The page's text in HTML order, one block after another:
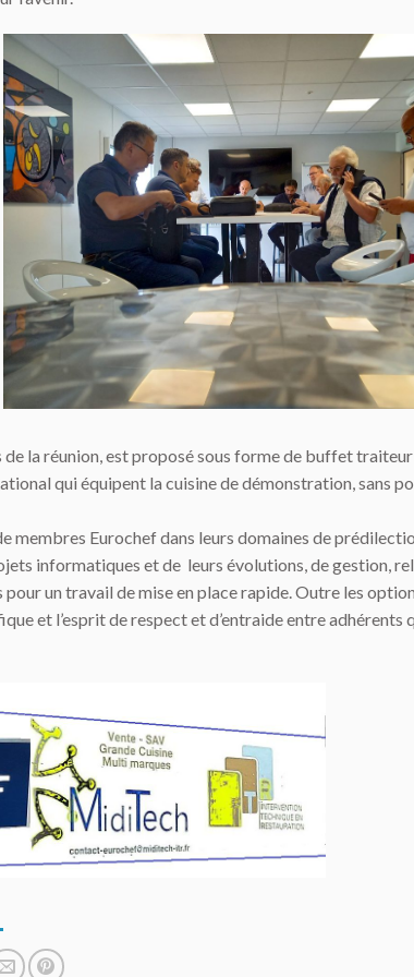
de la réunion, est proposé sous forme de buffet
qui équipent la cuisine de démonstration, sans
membres Eurochef dans leurs domaines de
informatiques et de leurs évolutions, de gestion,
un travail de mise en place rapide. Outre les
et l’esprit de respect et d’entraide entre adhérents